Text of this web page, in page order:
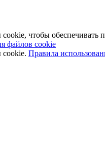
чтобы обеспечивать
файлов cookie
Правила